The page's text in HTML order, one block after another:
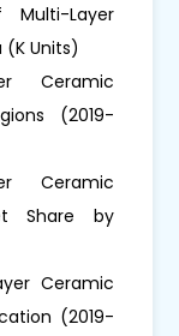
Layer
Units)
Ceramic
(2019-
Ceramic
Share by
Ceramic
(2019-